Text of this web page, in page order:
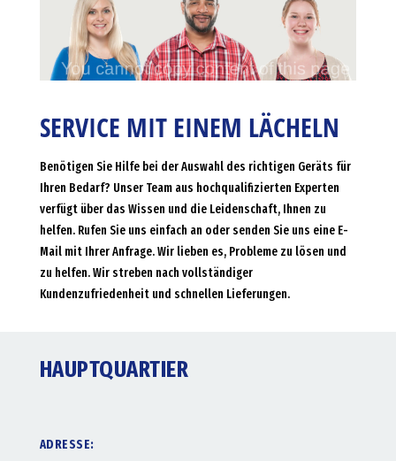
SERVICE MIT EINEM LÄCHELN
Benötigen Sie Hilfe bei der Auswahl des richtigen Geräts für
Ihren Bedarf? Unser Team aus hochqualifizierten Experten
verfügt über das Wissen und die Leidenschaft, Ihnen zu
helfen. Rufen Sie uns einfach an oder senden Sie uns eine E-
Mail mit Ihrer Anfrage. Wir lieben es, Probleme zu lösen und
zu helfen. Wir streben nach vollständiger
Kundenzufriedenheit und schnellen Lieferungen.
HAUPTQUARTIER
ADRESSE: